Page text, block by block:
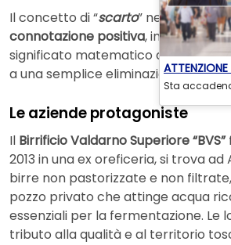
Il concetto di “scarto” nel progetto
connotazione positiva, in quanto si
significato matematico di
a una semplice eliminazione post-
Le aziende protagoniste
Il Birrificio Valdarno Superiore “BVS”
2013 in una ex oreficeria, si trova
birre non pastorizzate e non
pozzo privato che attinge acqua
essenziali per la fermentazione. Le
tributo alla qualità e al territorio
Sta